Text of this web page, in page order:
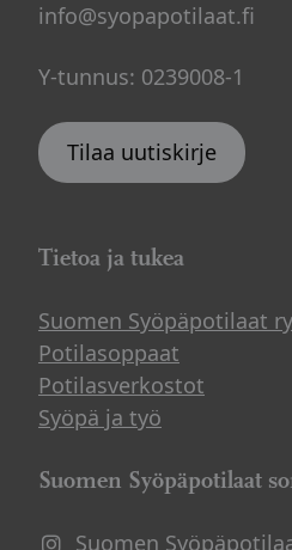
info@syopapotilaat.fi
Y-tunnus: 0239008-1
Tilaa uutiskirje
Tietoa ja tukea
Suomen Syöpäpotilaat ry
Potilasoppaat
Potilasverkostot
Syöpä ja työ
Suomen Syöpäpotilaat
Suomen